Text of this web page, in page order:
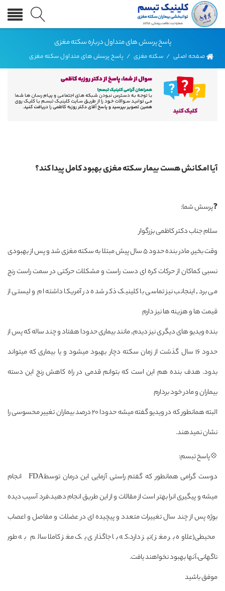
پاسخ پرسش های متداول درباره سکته مغزی
صفحه اصلی / سکته مغزی / پاسخ پرسش های متداول سکته مغزی
آیا امکانش هست بیمار سکته مغزی بهبود کامل پیدا کند؟
❓پرسش شما:
سلام جناب دکتر کاظمی بزرگوار
وقت بخیر, مادر بنده حدود ۵ سال پیش مبتلا به سکته مغزی شد و پس از بهبودی
نسبی کماکان از حرکات کره ای دست راست و مشکلات حرکتی در سمت راست رنج
می برد, اینجانب نیز تماسی با کلینیک ذکر شده در آمریکا داشته ام و لیستی از
قیمت ها و هزینه ها نیز دارم
بنده ویدیو های دیگری نیز دیدم, مانند بیماری حدودا هفتاد و چند ساله که پس از
حدود ۱۶ سال گذشت از زمان سکته دچار بهبود میشود و یا بیماری که میتواند
بدود. هدف بنده هم این است که بتوانم قدمی در راه کاهش رنج این دسته
بیماران و مادر خود بردارم
البته همانطور که در ویدیو گفته میشه حدودا ۲۰ درصد بیماران تغییر محسوسی را
نشان نمیدهند.
💠پاسخ تبسم:
دوست گرامی همانطور که گفتم راستی آزمایی این درمان توسطFDA انجام
میشه و پیگیری انرا بهتر است از مقالات و از این طریق انجام دهید،فرد آسیب دیده
بوژه پس از چند سال تغییرات متعدد و پیچیده ای در عضلات و مفاصل و اعصاب
محیطی(علاوه بر مغز )نیز دارد،که با جاگذاری یک مغز کاملا سالم به طور
ناگهانی،آنها بهبود نخواهند یافت.
موفق باشید